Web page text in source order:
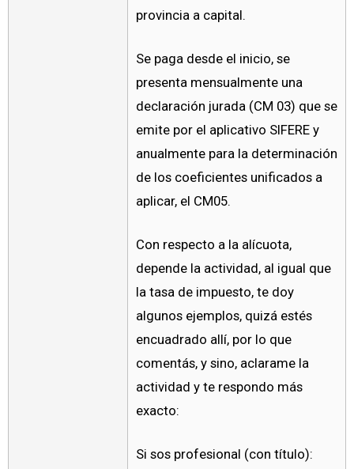
provincia a capital.
Se paga desde el inicio, se
presenta mensualmente una
declaración jurada (CM 03) que se
emite por el aplicativo SIFERE y
anualmente para la determinación
de los coeficientes unificados a
aplicar, el CM05.
Con respecto a la alícuota,
depende la actividad, al igual que
la tasa de impuesto, te doy
algunos ejemplos, quizá estés
encuadrado allí, por lo que
comentás, y sino, aclarame la
actividad y te respondo más
exacto:
Si sos profesional (con título):